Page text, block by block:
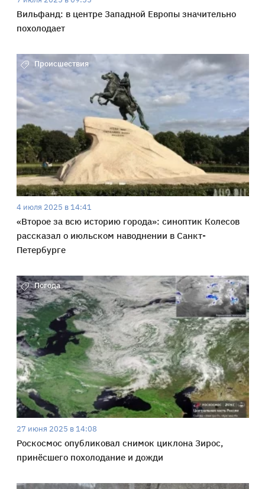
Вильфанд: в центре Западной Европы значительно
похолодает
Происшествия
4 июля 2025 в 14:41
«Второе за всю историю города»: синоптик Колесов
рассказал о июльском наводнении в Санкт-
Петербурге
Погода
27 июня 2025 в 14:08
Роскосмос опубликовал снимок циклона Зирос,
принёсшего похолодание и дожди